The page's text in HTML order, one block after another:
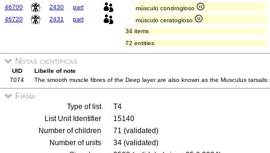
46700
2430 part
músculo condrogloso
46720
2431 part
músculo ceratogloso
34 items
72 entities
Notas cientificas
UID
Libelle of note
7074
The smooth muscle fibres of the Deep layer are also known as the Musculus tarsalis
Firma
Type of list
T4
List Unit Identifier
15140
Number of children
71 (validated)
Number of units
34 (validated)